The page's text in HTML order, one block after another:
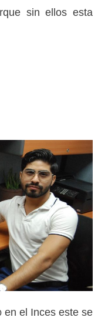
sin ellos esta
en el Inces este se